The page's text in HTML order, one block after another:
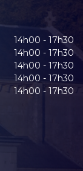
14h00 - 17h30
14h00 - 17h30
14h00 - 17h30
14h00 - 17h30
14h00 - 17h30